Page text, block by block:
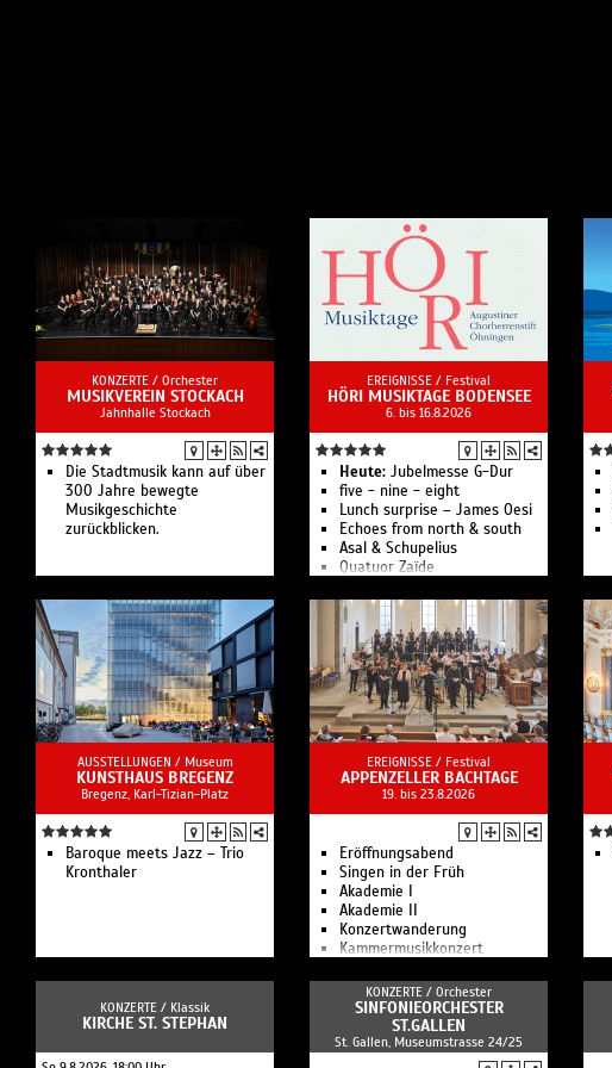
KONZERTE / Orchester
MUSIKVEREIN STOCKACH
Jahnhalle Stockach
Die Stadtmusik kann auf über
300 Jahre bewegte
Musikgeschichte
zurückblicken.
EREIGNISSE / Festival
HÖRI MUSIKTAGE BODENSEE
6. bis 16.8.2026
Heute: Jubelmesse G-Dur
five - nine - eight‍
Lunch surprise – James Oesi
Echoes from north & south
Asal & Schupelius
Quatuor Zaïde
mediterranean sound‍
A fascinating journey
Echoes of time
AUSSTELLUNGEN / Museum
KUNSTHAUS BREGENZ
Bregenz, Karl-Tizian-Platz
Baroque meets Jazz – Trio
Kronthaler
EREIGNISSE / Festival
APPENZELLER BACHTAGE
19. bis 23.8.2026
Eröffnungsabend
Singen in der Früh
Akademie I
Akademie II
Konzertwanderung
Kammermusikkonzert
Philosophischer Salon
Kantate BWV 177
Nachtkonzert
Jugendprojekt
Schlussabend «Menu
KONZERTE / Klassik
KIRCHE ST. STEPHAN
KONZERTE / Orchester
SINFONIEORCHESTER
ST.GALLEN
St. Gallen, Museumstrasse 24/25